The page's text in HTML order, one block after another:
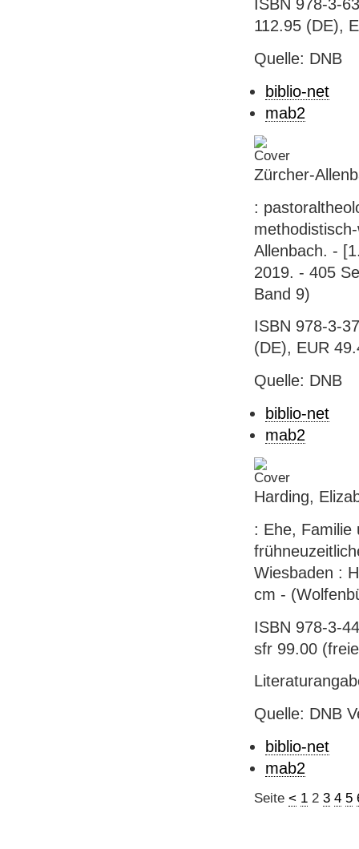
ISBN 978-3-
112.95 (DE),
Quelle: DNB
biblio-net
mab2
Zürcher-
:
Allenbach. -
2019. - 405
Band 9)
ISBN 978-3-
(DE), EUR
Quelle: DNB
biblio-net
mab2
Harding,
: Ehe, Familie
Wiesbaden :
cm -
ISBN 978-3-
sfr 99.00
Quelle: DNB
biblio-net
mab2
Seite < 1 2 3 4 5